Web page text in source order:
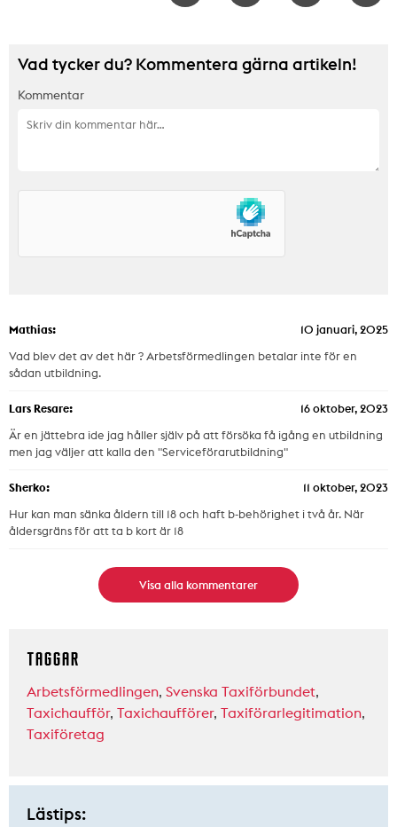
Vad tycker du? Kommentera gärna artikeln!
Kommentar
Mathias:
10 januari, 2025
Vad blev det av det här ? Arbetsförmedlingen betalar inte för en
sådan utbildning.
Lars Resare:
16 oktober, 2023
Är en jättebra ide jag håller själv på att försöka få igång en utbildning
men jag väljer att kalla den "Serviceförarutbildning"
Sherko:
11 oktober, 2023
Hur kan man sänka åldern till 18 och haft b-behörighet i två år. När
åldersgräns för att ta b kort är 18
Visa alla kommentarer
TAGGAR
Arbetsförmedlingen, Svenska Taxiförbundet,
Taxichaufför, Taxichaufförer, Taxiförarlegitimation,
Taxiföretag
Lästips: